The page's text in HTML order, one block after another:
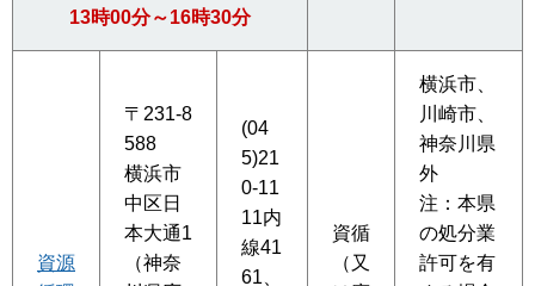
13時00分～16時30分
資源
〒231-8
588
横浜市
中区日
本大通1
（神奈
(04
5)21
0-11
11内
線41
61、
資循
（又
横浜市、
川崎市、
神奈川県
外
注：本県
の処分業
許可を有